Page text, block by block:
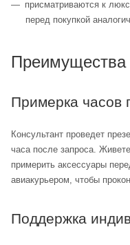
присматриваются к
перед покупкой
Преимущества
Примерка часов
Консультант проведет
часа после запроса.
примерить аксессуары
авиакурьером, чтобы
Поддержка